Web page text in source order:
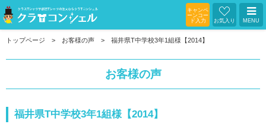
キャンペ
ーンコー
ド入力
お気入り MENU
トップページ お客様の声 福井県T中学校3年1組様【2014】
お客様の声
福井県T中学校3年1組様【2014】